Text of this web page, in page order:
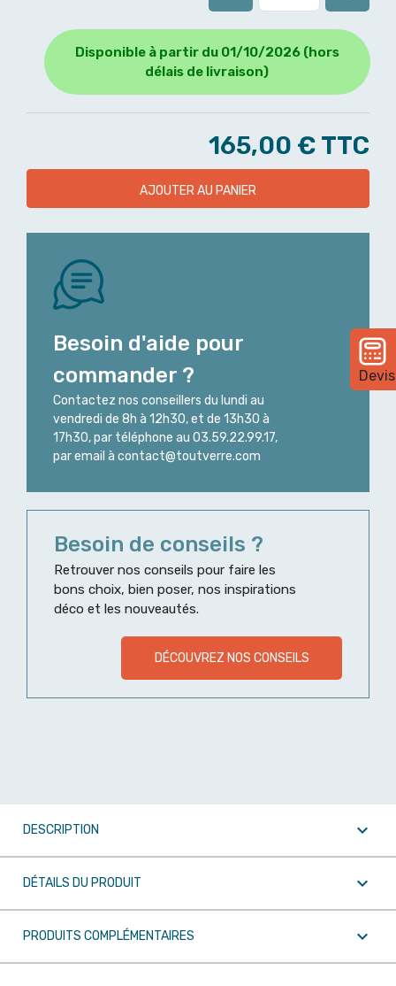
Devis
Disponible à partir du 01/10/2026 (hors
délais de livraison)
165,00 € TTC
AJOUTER AU PANIER
Besoin d'aide pour
commander ?
Contactez nos conseillers du lundi au
vendredi de 8h à 12h30, et de 13h30 à
17h30, par téléphone au 03.59.22.99.17,
par email à contact@toutverre.com
Besoin de conseils ?
Retrouver nos conseils pour faire les
bons choix, bien poser, nos inspirations
déco et les nouveautés.
DÉCOUVREZ NOS CONSEILS
DESCRIPTION 
DÉTAILS DU PRODUIT 
PRODUITS COMPLÉMENTAIRES 